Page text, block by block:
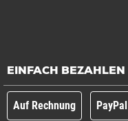
EINFACH BEZAHLEN
Auf Rechnung PayPal